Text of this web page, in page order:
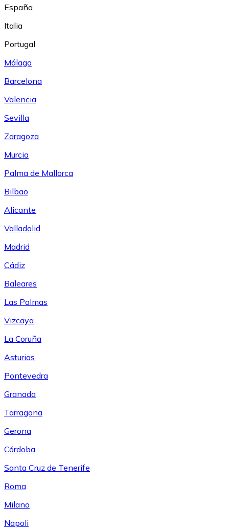
España
Italia
Portugal
Málaga
Barcelona
Valencia
Sevilla
Zaragoza
Murcia
Palma de Mallorca
Bilbao
Alicante
Valladolid
Madrid
Cádiz
Baleares
Las Palmas
Vizcaya
La Coruña
Asturias
Pontevedra
Granada
Tarragona
Gerona
Córdoba
Santa Cruz de Tenerife
Roma
Milano
Napoli